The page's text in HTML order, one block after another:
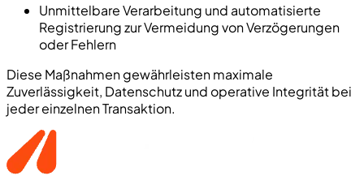
Unmittelbare Verarbeitung und automatisierte
Registrierung zur Vermeidung von Verzögerungen
oder Fehlern
Diese Maßnahmen gewährleisten maximale
Zuverlässigkeit, Datenschutz und operative Integrität bei
jeder einzelnen Transaktion.